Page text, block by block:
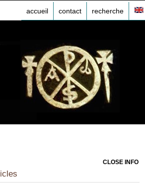
accueil contact recherche
CLOSE INFO